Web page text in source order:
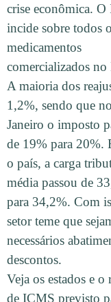
crise econômica.
incide sobre todos
medicamentos
comercializados no
A maioria dos
1,2%, sendo que
Janeiro o imposto
de 19% para 20%.
o país, a carga
média passou de
para 34,2%. Com
setor teme que
necessários
descontos.
Veja os estados e o
de ICMS previsto